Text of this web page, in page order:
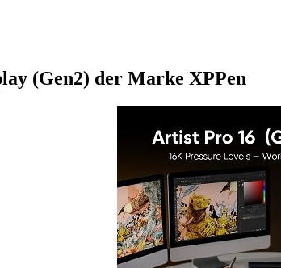
(Gen2) der Marke XPPen